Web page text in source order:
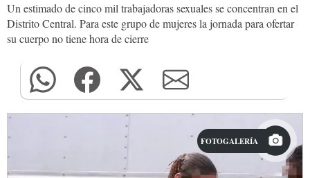
Un estimado de cinco mil trabajadoras sexuales se concentran en el
Distrito Central. Para este grupo de mujeres la jornada para ofertar
su cuerpo no tiene hora de cierre
FOTOGALERÍA